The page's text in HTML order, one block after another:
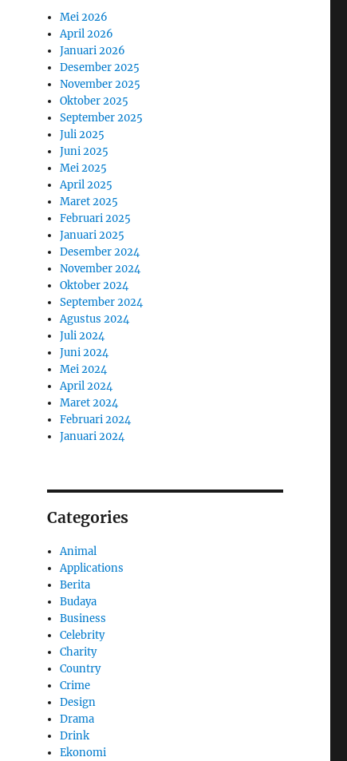
Mei 2026
April 2026
Januari 2026
Desember 2025
November 2025
Oktober 2025
September 2025
Juli 2025
Juni 2025
Mei 2025
April 2025
Maret 2025
Februari 2025
Januari 2025
Desember 2024
November 2024
Oktober 2024
September 2024
Agustus 2024
Juli 2024
Juni 2024
Mei 2024
April 2024
Maret 2024
Februari 2024
Januari 2024
Categories
Animal
Applications
Berita
Budaya
Business
Celebrity
Charity
Country
Crime
Design
Drama
Drink
Ekonomi